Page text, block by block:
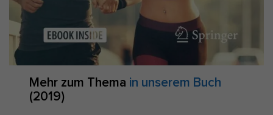
Mehr zum Thema in unserem Buch
(2019)